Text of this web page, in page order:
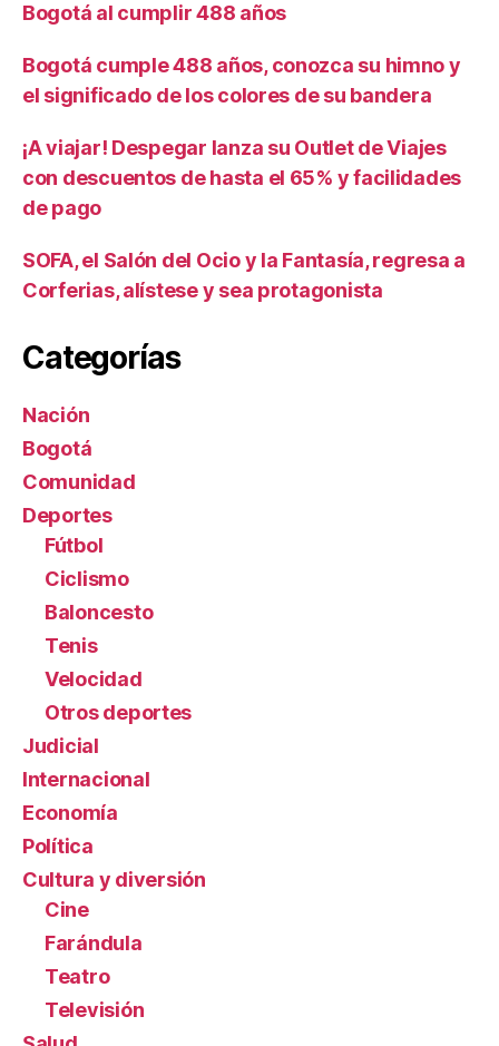
Bogotá al cumplir 488 años
Bogotá cumple 488 años, conozca su himno y
el significado de los colores de su bandera
¡A viajar! Despegar lanza su Outlet de Viajes
con descuentos de hasta el 65% y facilidades
de pago
SOFA, el Salón del Ocio y la Fantasía, regresa a
Corferias, alístese y sea protagonista
Categorías
Nación
Bogotá
Comunidad
Deportes
Fútbol
Ciclismo
Baloncesto
Tenis
Velocidad
Otros deportes
Judicial
Internacional
Economía
Política
Cultura y diversión
Cine
Farándula
Teatro
Televisión